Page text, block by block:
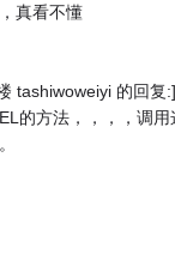
真看不懂
tashiwoweiyi 的回复:]
的方法，，，，调